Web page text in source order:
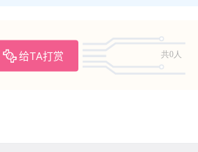
给TA打赏 共0人